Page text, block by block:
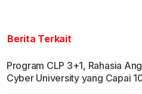
Berita Terkait
Program CLP 3+1, Rahasia
Cyber University yang Capai